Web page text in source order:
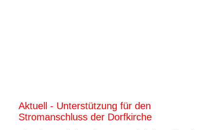
Aktuell - Unterstützung für den
Stromanschluss der Dorfkirche